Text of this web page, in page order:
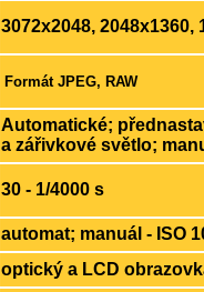
3072x2048, 2048x1360,
Formát JPEG, RAW
Automatické;
a zářivkové světlo;
30 - 1/4000 s
automat; manuál - ISO
optický a LCD